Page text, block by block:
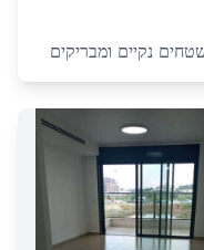
נקיים ומבריקים